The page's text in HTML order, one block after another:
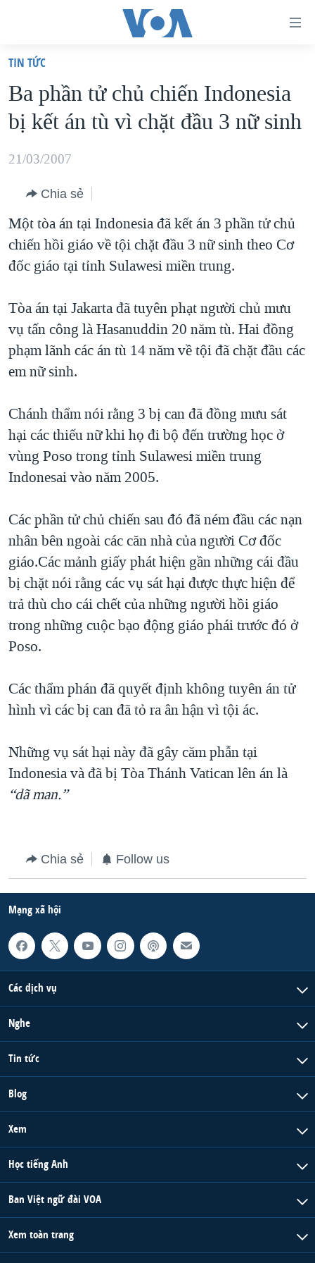
truy
cập
Tới
dung
chính
điều
hướng
chính
tới
"Tìm"
VIỆT NAM
HOA KỲ
BIỂN ĐÔNG
BLOG
DIỄN ĐÀN
MỤC
VẠCH TRẦN TIN GIẢ
NGƯỜI VIỆT HẢI NGOẠI
ĐỜI SỐNG
KHOA HỌC
SỨC KHOẺ
VĂN HOÁ
THỂ THAO
CHUYÊN ĐỀ
CHIẾN TRANH THƯƠNG MẠI CỦA MỸ: QUÁ KHỨ VÀ HIỆN
HÀNH TRÌNH BẦU CỬ 2024
MỘT NĂM CHIẾN TRANH TẠI DẢI GAZA
NGÀY TỊ NẠN THẾ GIỚI
TRỊNH VĨNH BÌNH - NGƯỜI HẠ 'BÊN THẮNG CUỘC'
GROUND ZERO – XƯA VÀ NAY
CÁC GIÁ TRỊ CỘNG HÒA Ở VIỆT NAM
THƯỢNG ĐỈNH TRUMP-KIM TẠI VIỆT NAM
TRỊNH VĨNH BÌNH VS. CHÍNH PHỦ VIỆT NAM
NGƯ DÂN VIỆT VÀ LÀN SÓNG TRỘM HẢI SÂM
BÊN KIA QUỐC LỘ: TIẾNG VỌNG TỪ NÔNG THÔN MỸ
QUAN HỆ VIỆT MỸ
HỌC TIẾNG ANH
VIDEO
NGHE
Ngôn ngữ khác
TIN TỨC
Ba phần tử chủ chiến Indonesia
bị kết án tù vì chặt đầu 3 nữ sinh
21/03/2007
Chia sẻ
Một tòa án tại Indonesia đã kết án 3 phần tử chủ
chiến hồi giáo về tội chặt đầu 3 nữ sinh theo Cơ
đốc giáo tại tỉnh Sulawesi miền trung.
Tòa án tại Jakarta đã tuyên phạt người chủ mưu
vụ tấn công là Hasanuddin 20 năm tù. Hai đồng
phạm lãnh các án tù 14 năm về tội đã chặt đầu các
em nữ sinh.
Chánh thẩm nói rằng 3 bị can đã đồng mưu sát
hại các thiếu nữ khi họ đi bộ đến trường học ở
vùng Poso trong tỉnh Sulawesi miền trung
Indonesai vào năm 2005.
Các phần tử chủ chiến sau đó đã ném đầu các nạn
nhân bên ngoài các căn nhà của người Cơ đốc
giáo.Các mảnh giấy phát hiện gần những cái đầu
bị chặt nói rằng các vụ sát hại được thực hiện để
trả thù cho cái chết của những người hồi giáo
trong những cuộc bạo động giáo phái trước đó ở
Poso.
Các thẩm phán đã quyết định không tuyên án tử
hình vì các bị can đã tỏ ra ân hận vì tội ác.
Những vụ sát hại này đã gây căm phẫn tại
Indonesia và đã bị Tòa Thánh Vatican lên án là
“dã man.”
Chia sẻ Follow us
Mạng xã hội
Các dịch vụ
Nghe
Tin tức
Blog
Xem
Học tiếng Anh
Ban Việt ngữ đài VOA
Xem toàn trang